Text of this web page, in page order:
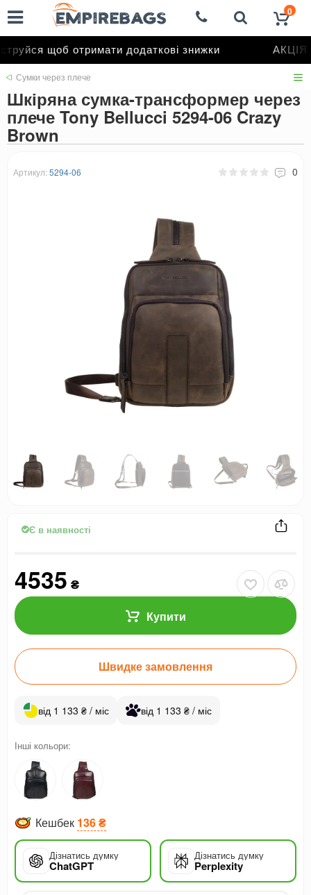
щоб отримати додаткові знижки АКЦІЯ
0
Сумки через плече
Шкіряна сумка-трансформер через
плече Tony Bellucci 5294-06 Crazy
Brown
Артикул: 5294-06 0
Є в наявності
4535 ₴
Купити
Швидке замовлення
від 1 133 ₴ / міс від 1 133 ₴ / міс
Інші кольори:
Кешбек 136 ₴
Дізнатись думку
ChatGPT
Дізнатись думку
Perplexity